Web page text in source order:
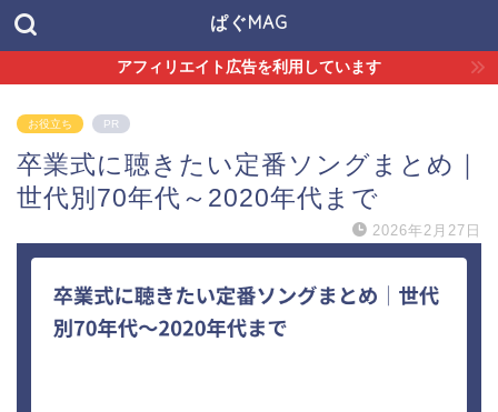
ぱぐMAG
アフィリエイト広告を利用しています
お役立ち PR
卒業式に聴きたい定番ソングまとめ｜
世代別70年代～2020年代まで
2026年2月27日